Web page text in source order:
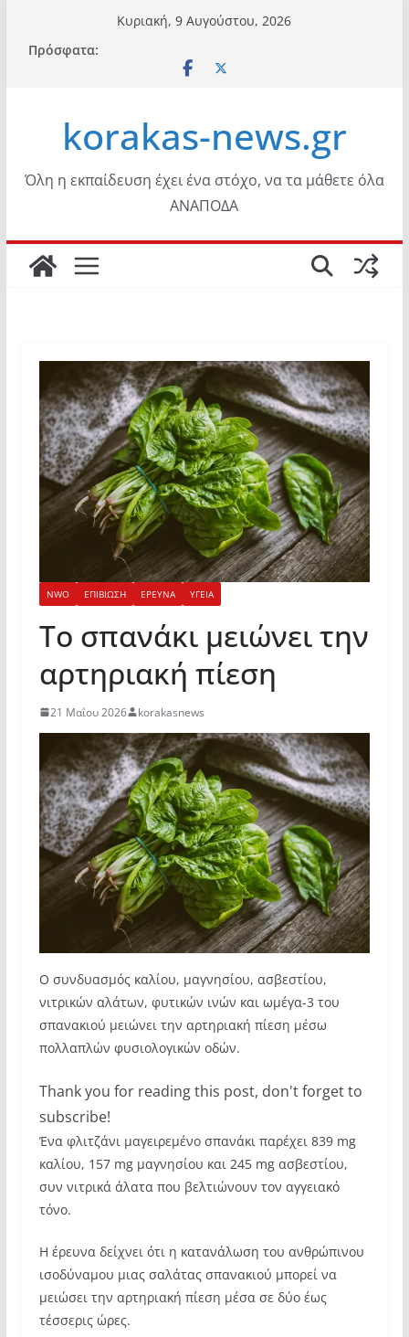
περιεχόμενο
Κυριακή, 9 Αυγούστου, 2026
Πρόσφατα:
korakas-news.gr
Όλη η εκπαίδευση έχει ένα στόχο, να τα μάθετε όλα
ΑΝΑΠΟΔΑ
NWO ΕΠΙΒΙΩΣΗ ΕΡΕΥΝΑ ΥΓΕΙΑ
Το σπανάκι μειώνει την
αρτηριακή πίεση
21 Μαΐου 2026 korakasnews
Ο συνδυασμός καλίου, μαγνησίου, ασβεστίου,
νιτρικών αλάτων, φυτικών ινών και ωμέγα-3 του
σπανακιού μειώνει την αρτηριακή πίεση μέσω
πολλαπλών φυσιολογικών οδών.
Thank you for reading this post, don't forget to
subscribe!
Ένα φλιτζάνι μαγειρεμένο σπανάκι παρέχει 839 mg
καλίου, 157 mg μαγνησίου και 245 mg ασβεστίου,
συν νιτρικά άλατα που βελτιώνουν τον αγγειακό
τόνο.
Η έρευνα δείχνει ότι η κατανάλωση του ανθρώπινου
ισοδύναμου μιας σαλάτας σπανακιού μπορεί να
μειώσει την αρτηριακή πίεση μέσα σε δύο έως
τέσσερις ώρες.